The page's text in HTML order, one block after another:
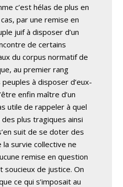
c’est hélas de plus en
par une remise en
juif à disposer d’un
de certains
du corpus normatif de
au premier rang
à disposer d’eux-
enfin maître d’un
utile de rappeler à quel
plus tragiques ainsi
suit de se doter des
survie collective ne
remise en question
soucieux de justice. On
ce qui s’imposait au